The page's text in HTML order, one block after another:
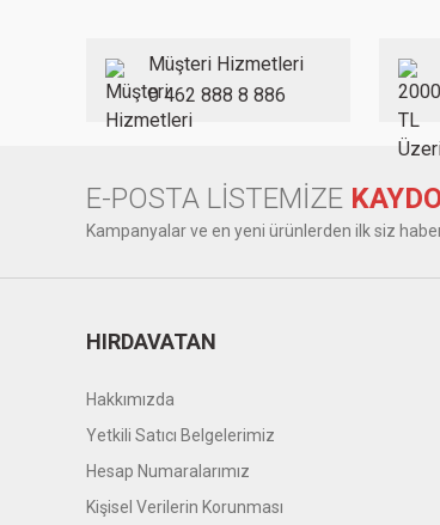
Ürün bilgilerinde hatalar bulunuyor.
Ürün fiyatı diğer sitelerden daha pahalı.
Bu ürüne benzer farklı alternatifler olmalı.
Müşteri Hizmetleri
0 462 888 8 886
E-POSTA LİSTEMİZE
Kampanyalar ve en yeni ürünlerden ilk siz
HIRDAVATAN
Hakkımızda
Yetkili Satıcı Belgelerimiz
Hesap Numaralarımız
Kişisel Verilerin Korunması